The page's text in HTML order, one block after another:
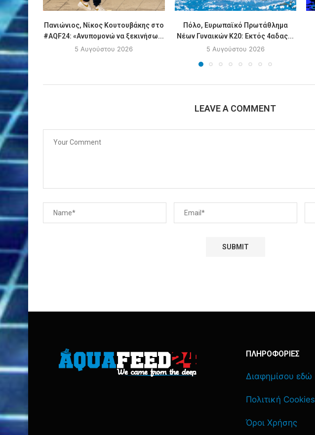
Πανιώνιος, Νίκος Κουτουβάκης στο
#AQF24: «Ανυπομονώ να ξεκινήσω...
5 Αυγούστου 2026
Πόλο, Ευρωπαϊκό Πρωτάθλημα
Νέων Γυναικών Κ20: Εκτός 4αδας...
5 Αυγούστου 2026
LEAVE A COMMENT
ΠΛΗΡΟΦΟΡΙΕΣ
Διαφημίσου εδώ
Πολιτική Cookies
Όροι Χρήσης